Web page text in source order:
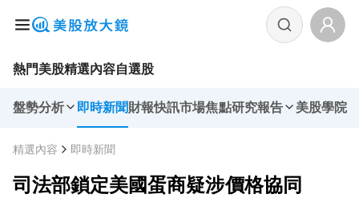
熱門美股精選內容自選股
盤勢分析 即時新聞財報快訊市場焦點研究報告 美股學院
精選內容 即時新聞
司法部鎖定美國蛋商疑涉價格協同